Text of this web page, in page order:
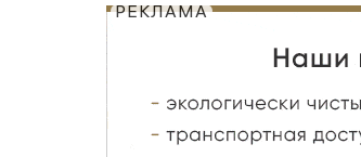
РЕКЛАМА